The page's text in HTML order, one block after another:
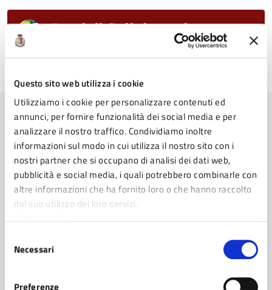
Questo sito web utilizza i cookie
Utilizziamo i cookie per personalizzare contenuti ed
annunci, per fornire funzionalità dei social media e per
analizzare il nostro traffico. Condividiamo inoltre
informazioni sul modo in cui utilizza il nostro sito con i
nostri partner che si occupano di analisi dei dati web,
pubblicità e social media, i quali potrebbero combinarle con
altre informazioni che ha fornito loro o che hanno raccolto
dal suo utilizzo dei loro servizi.
delNecessari
Preferenze
Patti di Collaborazione
Avvisi
AVVISO
Avviso rivolto alle organizzazioni private per
non oneroso, della compilazione on-line delle
domande per partecipare all'avviso pubblico
cittadini che necessitano di un sostegno